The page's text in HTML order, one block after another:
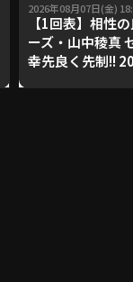
2026年08月07日(金)
【1回表】相性
ーズ・山中稜真
幸先良く先制!!